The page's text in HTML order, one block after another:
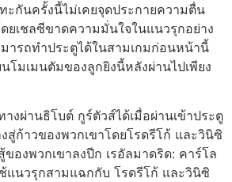
ะกันครั้งนี้ไม่เคยจุดประกายความตื่น
ยเชลซีขาดความมั่นใจในแนวรุกอย่าง
มารถทําประตูได้ในสามเกมก่อนหน้านี้
นโมเมนตัมของลูกยิงนี้หลังผ่านไปเพียง
งผ่านธิโบต์ กูร์ตัวส์ได้เมื่อผ่านเข้าประตู
สู่ก้าวของพวกเขาโดยโรดรีโก้ และวินิซิ
ของพวกเขาลงปีก เรอัลมาดริด: คาร์โล
แนวรุกสามแฉกกับ โรดรีโก้ และวินิซิ